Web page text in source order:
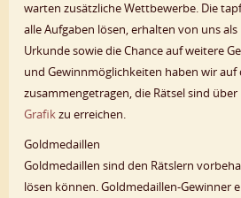
warten zusätzliche Wettbewerbe. Die
alle Aufgaben lösen, erhalten von uns
Urkunde sowie die Chance auf weitere
und Gewinnmöglichkeiten haben wir auf
zusammengetragen, die Rätsel sind
Grafikzu erreichen.
Goldmedaillen
Goldmedaillen sind den Rätslern
lösen können. Goldmedaillen-Gewinner